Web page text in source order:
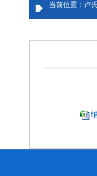
当前位置：卢